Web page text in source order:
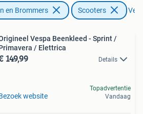
en Brommers Scooters
Vespa Beenkleed - Sprint /
/ Elettrica
149,99 Details
website
Topadvertentie
Vandaag